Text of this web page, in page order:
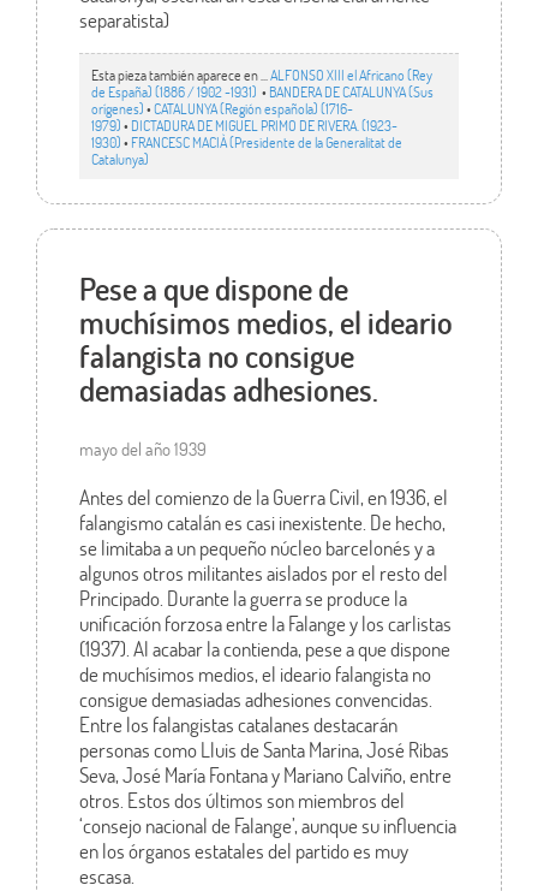
separatista)
Esta pieza también aparece en ... ALFONSO XIII el Africano (Rey
de España) (1886 / 1902 -1931) • BANDERA DE CATALUNYA (Sus
orígenes)•CATALUNYA (Región española) (1716-
1979)• DICTADURA DE MIGUEL PRIMO DE RIVERA. (1923-
1930)• FRANCESC MACIÀ (Presidente de la Generalitat de
Catalunya)
Pese a que dispone de
muchísimos medios, el ideario
falangista no consigue
demasiadas adhesiones.
mayo del año 1939
Antes del comienzo de la Guerra Civil, en 1936, el
falangismo catalán es casi inexistente. De hecho,
se limitaba a un pequeño núcleo barcelonés y a
algunos otros militantes aislados por el resto del
Principado. Durante la guerra se produce la
unificación forzosa entre la Falange y los carlistas
(1937). Al acabar la contienda, pese a que dispone
de muchísimos medios, el ideario falangista no
consigue demasiadas adhesiones convencidas.
Entre los falangistas catalanes destacarán
personas como Lluis de Santa Marina, José Ribas
Seva, José María Fontana y Mariano Calviño, entre
otros. Estos dos últimos son miembros del
‘consejo nacional de Falange’, aunque su influencia
en los órganos estatales del partido es muy
escasa.